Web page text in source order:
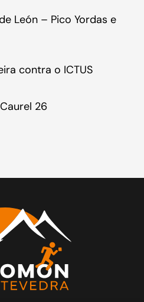
León – Pico Yordas e
contra o ICTUS
26